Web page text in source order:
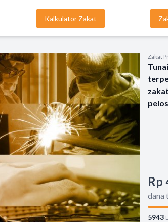
Kalkulator Zakat
Zakat
Rp
dana
5943